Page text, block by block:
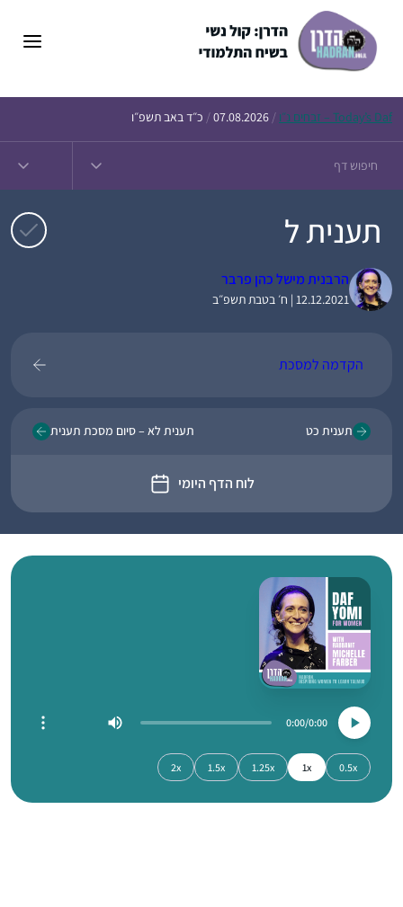
Today’s Daf – זבחים נ״ו /
07.08.2026
/ כ״ד באב תשפ״ו
תענית ל
הרבנית מישל כהן פרבר
12.12.2021 | ח׳ בטבת תשפ״ב
הקדמה למסכת
תענית כט
לוח הדף היומי
תענית לא – סיום מסכת תענית
0:00
0:00
0.5x
1x
1.25x
1.5x
2x